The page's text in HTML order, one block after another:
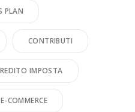
PLAN
CONTRIBUTI
IMPOSTA
E-COMMERCE